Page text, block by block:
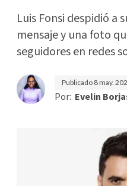
Luis Fonsi despidió a
mensaje y una foto
seguidores en redes
Publicado 8 may.
Por: Evelin